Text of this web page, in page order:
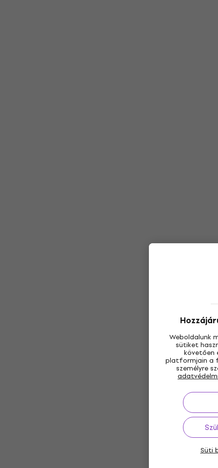
Weboldalunk
sütiket
követően
platformjain a
személyre
Süti